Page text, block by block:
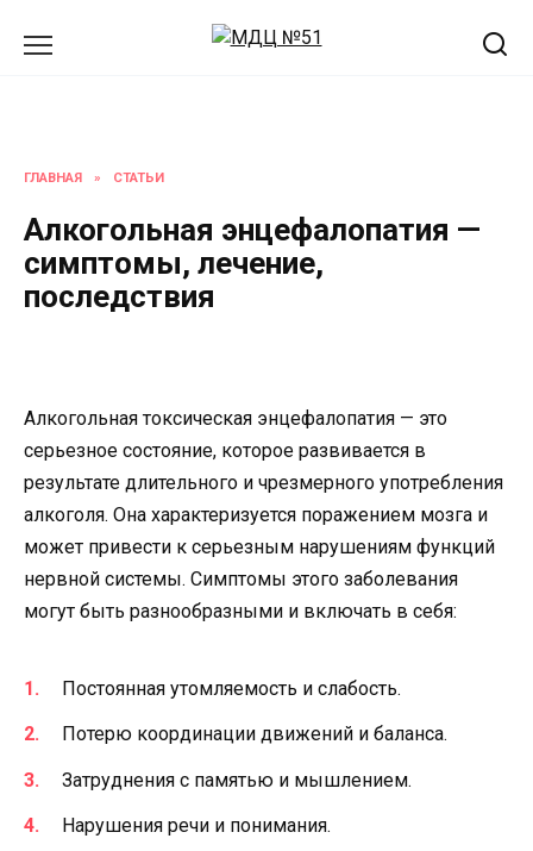
ГЛАВНАЯ » СТАТЬИ
Алкогольная энцефалопатия —
симптомы, лечение,
последствия
Алкогольная токсическая энцефалопатия — это
серьезное состояние, которое развивается в
результате длительного и чрезмерного употребления
алкоголя. Она характеризуется поражением мозга и
может привести к серьезным нарушениям функций
нервной системы. Симптомы этого заболевания
могут быть разнообразными и включать в себя:
Постоянная утомляемость и слабость.
Потерю координации движений и баланса.
Затруднения с памятью и мышлением.
Нарушения речи и понимания.